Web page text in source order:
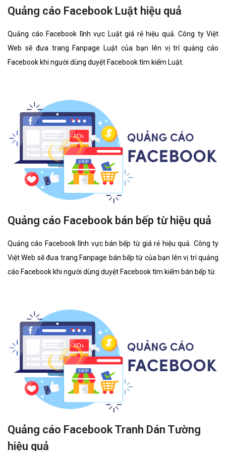
Quảng cáo Facebook Luật hiệu quả
Quảng cáo Facebook lĩnh vực Luật giá rẻ hiệu quả. Công ty Việt
Web sẽ đưa trang Fanpage Luật của bạn lên vị trí quảng cáo
Facebook khi người dùng duyệt Facebook tìm kiếm Luật.
Quảng cáo Facebook bán bếp từ hiệu quả
Quảng cáo Facebook lĩnh vực bán bếp từ giá rẻ hiệu quả. Công ty
Việt Web sẽ đưa trang Fanpage bán bếp từ của bạn lên vị trí quảng
cáo Facebook khi người dùng duyệt Facebook tìm kiếm bán bếp từ.
Quảng cáo Facebook Tranh Dán Tường
hiệu quả